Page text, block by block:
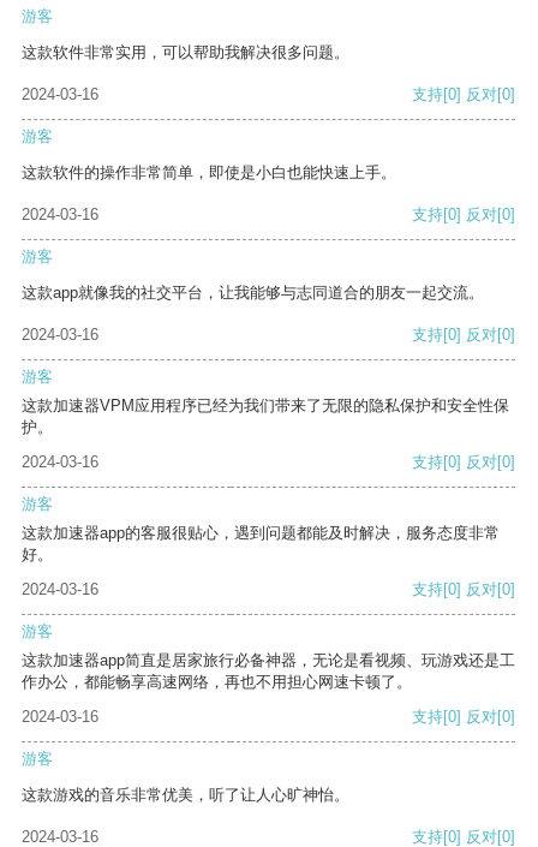
游客
这款软件非常实用，可以帮助我解决很多问题。
2024-03-16 支持[0] 反对[0]
游客
这款软件的操作非常简单，即使是小白也能快速上手。
2024-03-16 支持[0] 反对[0]
游客
这款app就像我的社交平台，让我能够与志同道合的朋友一起交流。
2024-03-16 支持[0] 反对[0]
游客
这款加速器VPM应用程序已经为我们带来了无限的隐私保护和安全性保
护。
2024-03-16
支持[0] 反对[0]
游客
这款加速器app的客服很贴心，遇到问题都能及时解决，服务态度非常
好。
2024-03-16
支持[0] 反对[0]
游客
这款加速器app简直是居家旅行必备神器，无论是看视频、玩游戏还是工
作办公，都能畅享高速网络，再也不用担心网速卡顿了。
2024-03-16
支持[0] 反对[0]
游客
这款游戏的音乐非常优美，听了让人心旷神怡。
2024-03-16 支持[0] 反对[0]